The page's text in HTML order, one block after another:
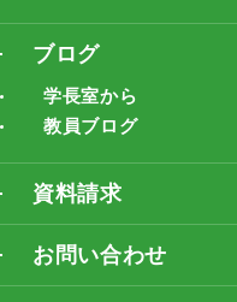
ブログ
学長室から
教員ブログ
資料請求
お問い合わせ